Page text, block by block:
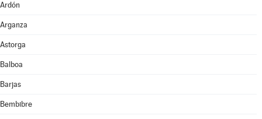
Ardón
Arganza
Astorga
Balboa
Barjas
Bembibre